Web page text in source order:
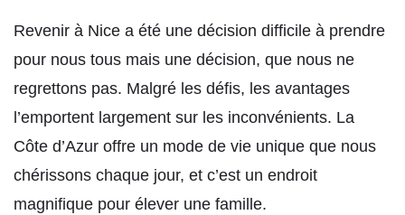
Revenir à Nice a été une décision difficile à prendre
pour nous tous mais une décision, que nous ne
regrettons pas. Malgré les défis, les avantages
l’emportent largement sur les inconvénients. La
Côte d’Azur offre un mode de vie unique que nous
chérissons chaque jour, et c’est un endroit
magnifique pour élever une famille.